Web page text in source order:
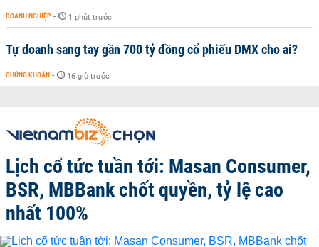
DOANH NGHIỆP - 1 phút trước
Tự doanh sang tay gần 700 tỷ đồng cổ phiếu DMX cho ai?
CHỨNG KHOÁN - 16 giờ trước
Lịch cổ tức tuần tới: Masan Consumer,
BSR, MBBank chốt quyền, tỷ lệ cao
nhất 100%